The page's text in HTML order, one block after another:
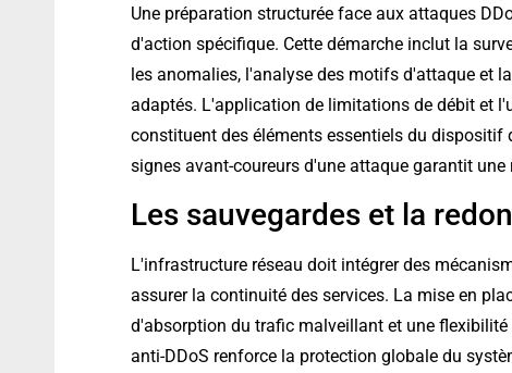
Une préparation structurée face aux attaques
d'action spécifique. Cette démarche inclut la
les anomalies, l'analyse des motifs d'attaque et
adaptés. L'application de limitations de débit et
constituent des éléments essentiels du
signes avant-coureurs d'une attaque garantit une
Les sauvegardes et la
L'infrastructure réseau doit intégrer des
assurer la continuité des services. La mise en
d'absorption du trafic malveillant et une
anti-DDoS renforce la protection globale du